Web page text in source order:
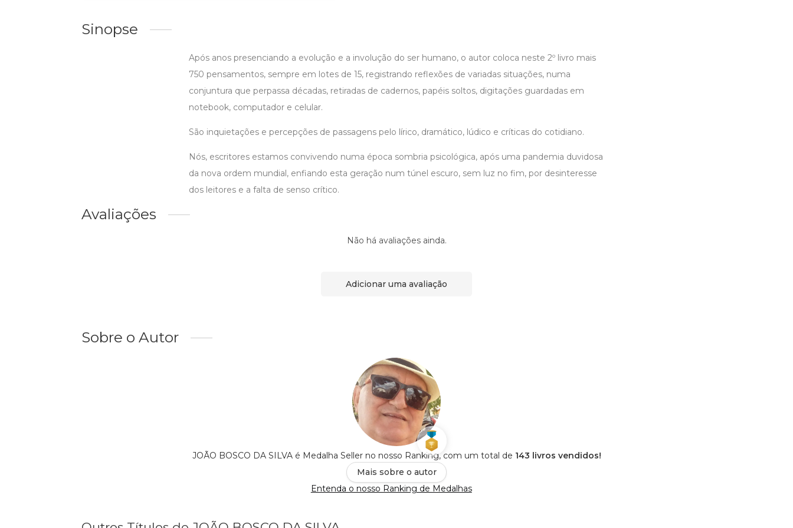
Sinopse
Após anos presenciando a evolução e a involução do ser humano, o autor coloca neste 2º livro mais
750 pensamentos, sempre em lotes de 15, registrando reflexões de variadas situações, numa
conjuntura que perpassa décadas, retiradas de cadernos, papéis soltos, digitações guardadas em
notebook, computador e celular.
São inquietações e percepções de passagens pelo lírico, dramático, lúdico e críticas do cotidiano.
Nós, escritores estamos convivendo numa época sombria psicológica, após uma pandemia duvidosa
da nova ordem mundial, enfiando esta geração num túnel escuro, sem luz no fim, por desinteresse
dos leitores e a falta de senso crítico.
Avaliações
Não há avaliações ainda.
Adicionar uma avaliação
Sobre o Autor
JOÃO BOSCO DA SILVA é Medalha Seller no nosso Ranking, com um total de 143 livros vendidos!
Mais sobre o autor
Entenda o nosso Ranking de Medalhas